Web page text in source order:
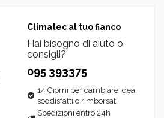
Climatec al tuo fianco
Hai bisogno di aiuto o
consigli?
095 393375
14 Giorni per cambiare idea,
soddisfatti o rimborsati
Spedizioni entro 24h